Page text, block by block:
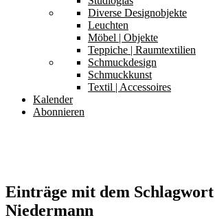
Diverse Designobjekte
Leuchten
Möbel | Objekte
Teppiche | Raumtextilien
Schmuckdesign
Schmuckkunst
Textil | Accessoires
Kalender
Abonnieren
Einträge mit dem
Niedermann